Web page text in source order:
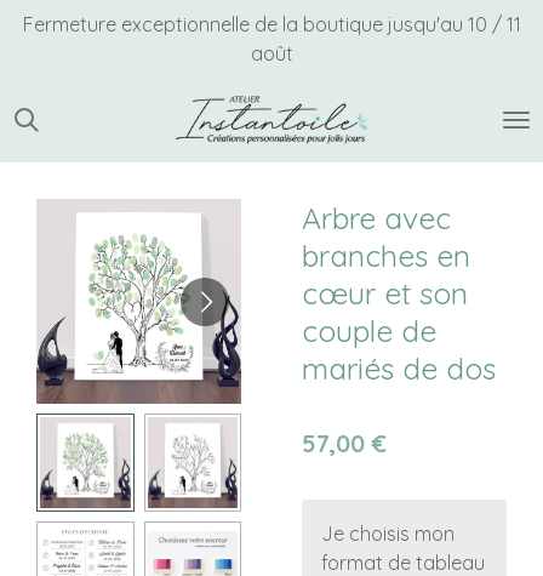
Passer
principal
Fermeture exceptionnelle de la boutique jusqu'au 10 / 11
août
Arbre avec
branches en
cœur et son
couple de
mariés de dos
57,00 €
Je choisis mon
format de tableau